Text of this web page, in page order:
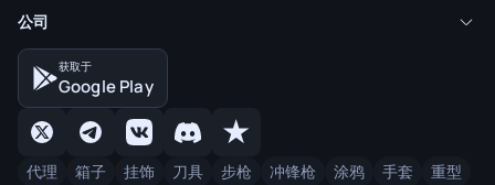
公司
获取于
Google Play
代理 箱子 挂饰 刀具 步枪 冲锋枪 涂鸦 手套
重型